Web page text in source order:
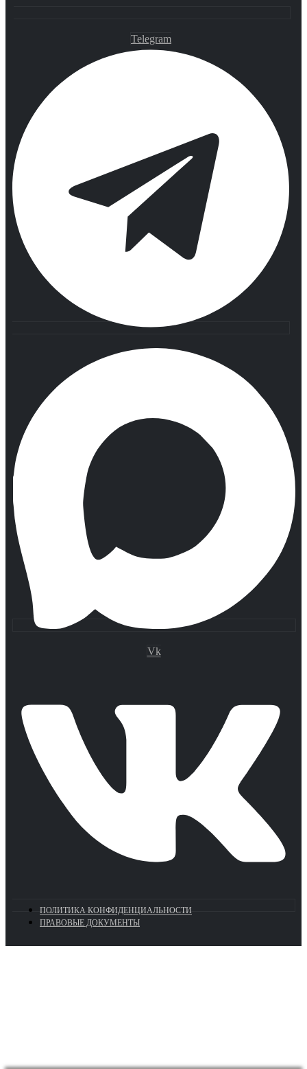
Telegram
Vk
ПОЛИТИКА КОНФИДЕНЦИАЛЬНОСТИ
ПРАВОВЫЕ ДОКУМЕНТЫ